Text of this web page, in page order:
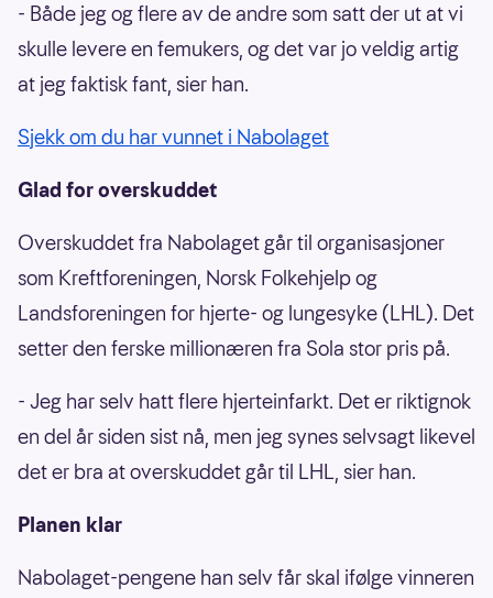
- Både jeg og flere av de andre som satt der ut at vi
skulle levere en femukers, og det var jo veldig artig
at jeg faktisk fant, sier han.
Sjekk om du har vunnet i Nabolaget
Glad for overskuddet
Overskuddet fra Nabolaget går til organisasjoner
som Kreftforeningen, Norsk Folkehjelp og
Landsforeningen for hjerte- og lungesyke (LHL). Det
setter den ferske millionæren fra Sola stor pris på.
- Jeg har selv hatt flere hjerteinfarkt. Det er riktignok
en del år siden sist nå, men jeg synes selvsagt likevel
det er bra at overskuddet går til LHL, sier han.
Planen klar
Nabolaget-pengene han selv får skal ifølge vinneren